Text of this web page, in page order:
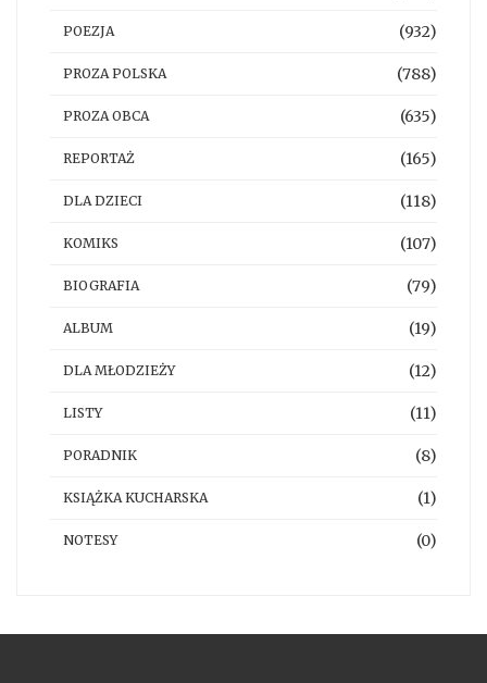
POEZJA (932)
PROZA POLSKA (788)
PROZA OBCA (635)
REPORTAŻ (165)
DLA DZIECI (118)
KOMIKS (107)
BIOGRAFIA (79)
ALBUM (19)
DLA MŁODZIEŻY (12)
LISTY (11)
PORADNIK (8)
KSIĄŻKA KUCHARSKA (1)
NOTESY (0)